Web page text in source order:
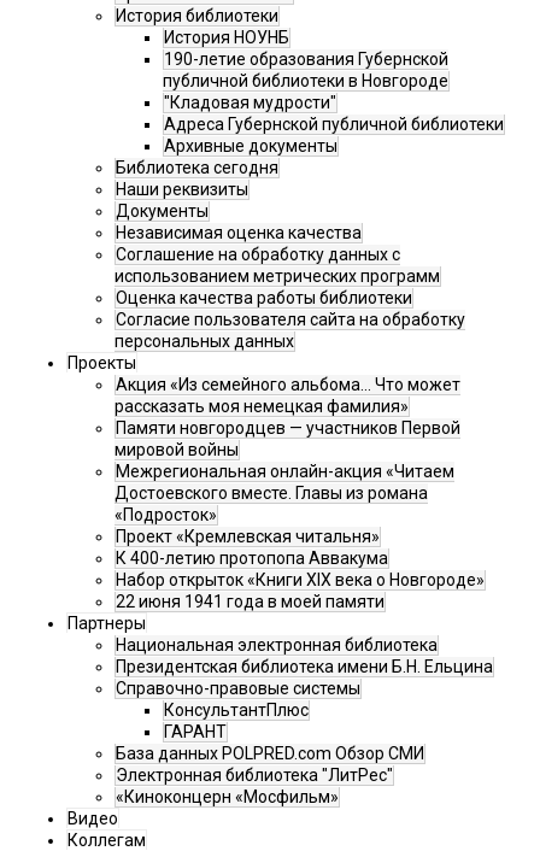
История библиотеки
История НОУНБ
190-летие образования Губернской
публичной библиотеки в Новгороде
"Кладовая мудрости"
Адреса Губернской публичной библиотеки
Архивные документы
Библиотека сегодня
Наши реквизиты
Документы
Независимая оценка качества
Соглашение на обработку данных с
использованием метрических программ
Оценка качества работы библиотеки
Согласие пользователя сайта на обработку
персональных данных
Проекты
Акция «Из семейного альбома... Что может
рассказать моя немецкая фамилия»
Памяти новгородцев — участников Первой
мировой войны
Межрегиональная онлайн-акция «Читаем
Достоевского вместе. Главы из романа
«Подросток»
Проект «Кремлевская читальня»
К 400-летию протопопа Аввакума
Набор открыток «Книги XIX века о Новгороде»
22 июня 1941 года в моей памяти
Партнеры
Национальная электронная библиотека
Президентская библиотека имени Б.Н. Ельцина
Справочно-правовые системы
КонсультантПлюс
ГАРАНТ
База данных POLPRED.com Обзор СМИ
Электронная библиотека "ЛитРес"
«Киноконцерн «Мосфильм»
Видео
Коллегам